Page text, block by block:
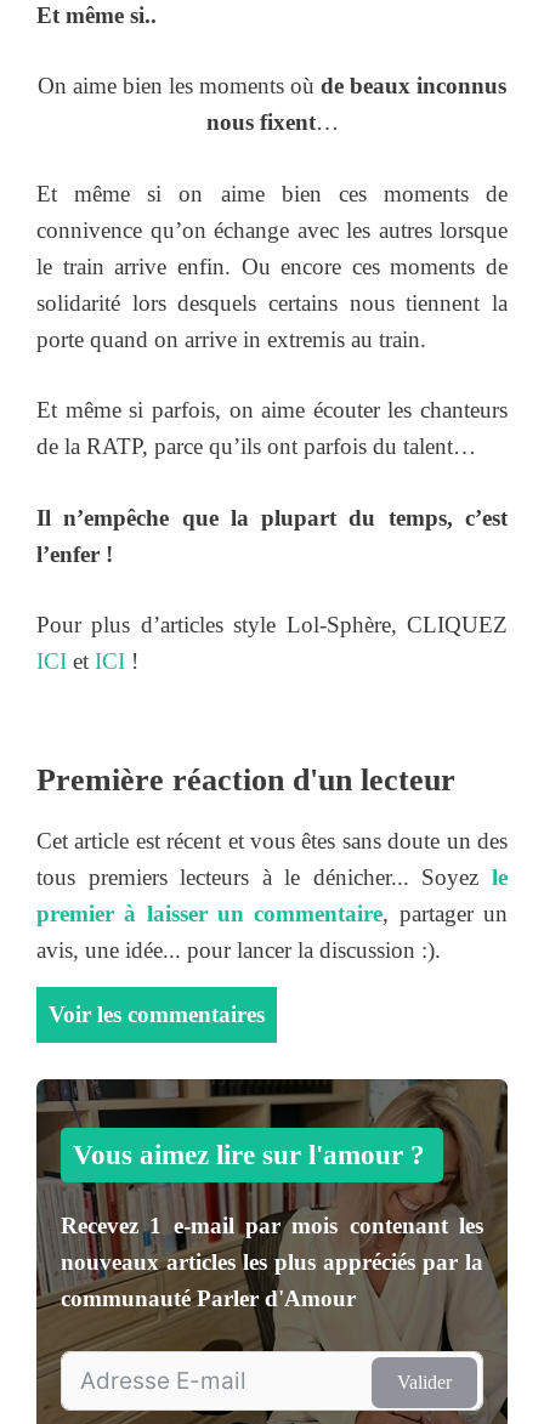
Et même si..
On aime bien les moments où de beaux inconnus
nous fixent…
Et même si on aime bien ces moments de
connivence qu’on échange avec les autres lorsque
le train arrive enfin. Ou encore ces moments de
solidarité lors desquels certains nous tiennent la
porte quand on arrive in extremis au train.
Et même si parfois, on aime écouter les chanteurs
de la RATP, parce qu’ils ont parfois du talent…
Il n’empêche que la plupart du temps, c’est
l’enfer !
Pour plus d’articles style Lol-Sphère, CLIQUEZ
ICI et ICI !
Première réaction d'un lecteur
Cet article est récent et vous êtes sans doute un des
tous premiers lecteurs à le dénicher... Soyez le
premier à laisser un commentaire, partager un
avis, une idée... pour lancer la discussion :).
Voir les commentaires
Vous aimez lire sur l'amour ?
Recevez1 e-mail par mois contenant les
nouveaux articles les plus appréciés par la
communautéParler d'Amour
Valider